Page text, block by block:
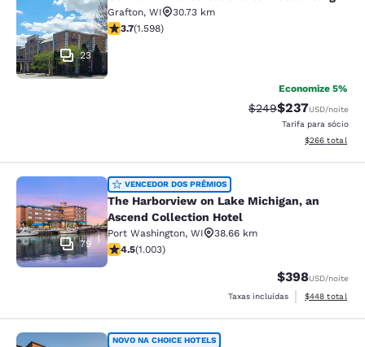
23
Grafton, WI
30.73 km
classificação 3.67 estrelas. Bom. 1598 avaliações
3.7(1.598)
Economize 5%
Tarifa anterior
$249Tarifa com
$237USD/noite
Tarifa para sócio
Exibir
$266 total
The Harborview on Lake Michigan,
79
VENCEDOR DOS PRÊMIOS
The Harborview on Lake Michigan, an
Ascend Collection Hotel
Port Washington, WI
38.66 km
classificação 4.47 estrelas. Excelente. 1003 avaliações
4.5(1.003)
$398USD/noite
Taxas incluídas
Exibir
$448 total
NOVO NA CHOICE HOTELS